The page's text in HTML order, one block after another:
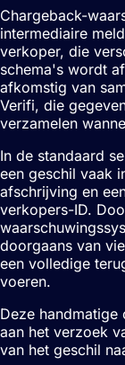
Chargeback-
intermediaire
verkoper, die
schema's wordt
afkomstig van
Verifi, die
verzamelen
In de standaard
een geschil vaak
afschrijving en
verkopers-ID.
doorgaans van
een volledige
voeren.
Deze
aan het verzoek
van het geschil